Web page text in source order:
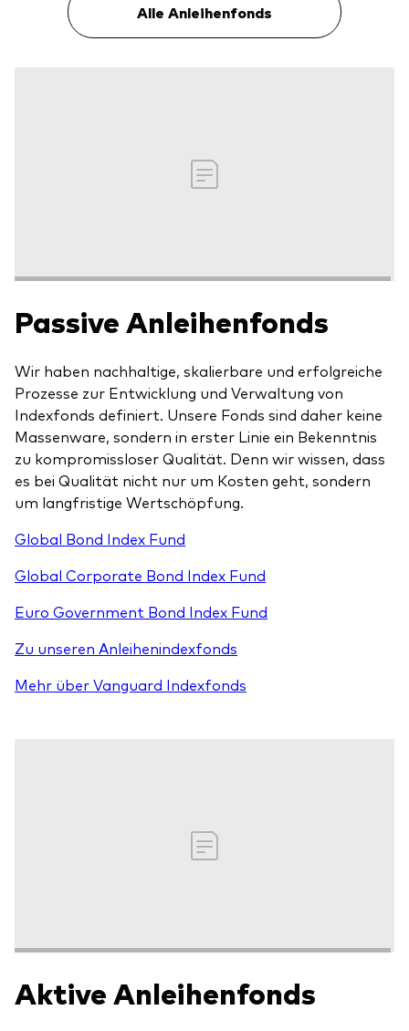
Alle Anleihenfonds
Passive Anleihenfonds
Wir haben nachhaltige, skalierbare und erfolgreiche
Prozesse zur Entwicklung und Verwaltung von
Indexfonds definiert. Unsere Fonds sind daher keine
Massenware, sondern in erster Linie ein Bekenntnis
zu kompromissloser Qualität. Denn wir wissen, dass
es bei Qualität nicht nur um Kosten geht, sondern
um langfristige Wertschöpfung.
Global Bond Index Fund
Global Corporate Bond Index Fund
Euro Government Bond Index Fund
Zu unseren Anleihenindexfonds
Mehr über Vanguard Indexfonds
Aktive Anleihenfonds